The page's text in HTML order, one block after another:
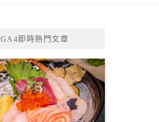
GA4即時熱門文章